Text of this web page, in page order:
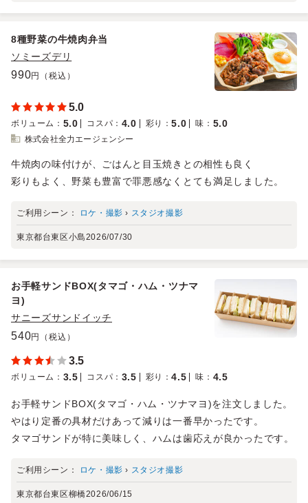
8種野菜の牛焼肉弁当
ソミーズデリ
990円（税込）
5.0
ボリューム ： 5.0 コスパ ： 4.0 彩り ：5.0 味 ： 5.0
株式会社全力エージェンシー
牛焼肉の味付けが、ごはんと目玉焼きとの相性も良く
彩りもよく、野菜も豊富で罪悪感なくとても満足しました。
ご利用シーン： ロケ・撮影 › スタジオ撮影
東京都台東区小島2026/07/30
お手軽サンドBOX(タマゴ・ハム・ツナマ
ヨ)
サニーズサンドイッチ
540円（税込）
3.5
ボリューム ： 3.5 コスパ ： 3.5 彩り ：4.5 味 ： 4.5
お手軽サンドBOX(タマゴ・ハム・ツナマヨ)を注文しました。
やはり定番の具材だけあって減りは一番早かったです。
タマゴサンドが特に美味しく、ハムは歯応えが良かったです。
ご利用シーン： ロケ・撮影 › スタジオ撮影
東京都台東区柳橋2026/06/15